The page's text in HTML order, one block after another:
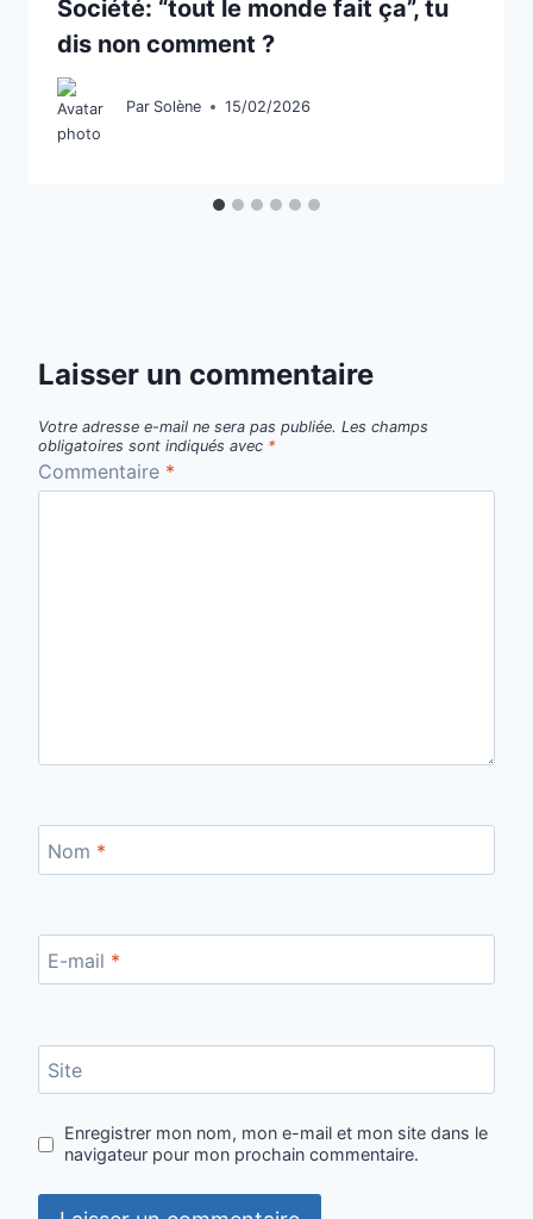
Société: “tout le monde fait ça”, tu
dis non comment ?
Par Solène 15/02/2026
Laisser un commentaire
Votre adresse e-mail ne sera pas publiée. Les champs
obligatoires sont indiqués avec *
Commentaire *
Nom *
E-mail *
Site
Enregistrer mon nom, mon e-mail et mon site dans le
navigateur pour mon prochain commentaire.